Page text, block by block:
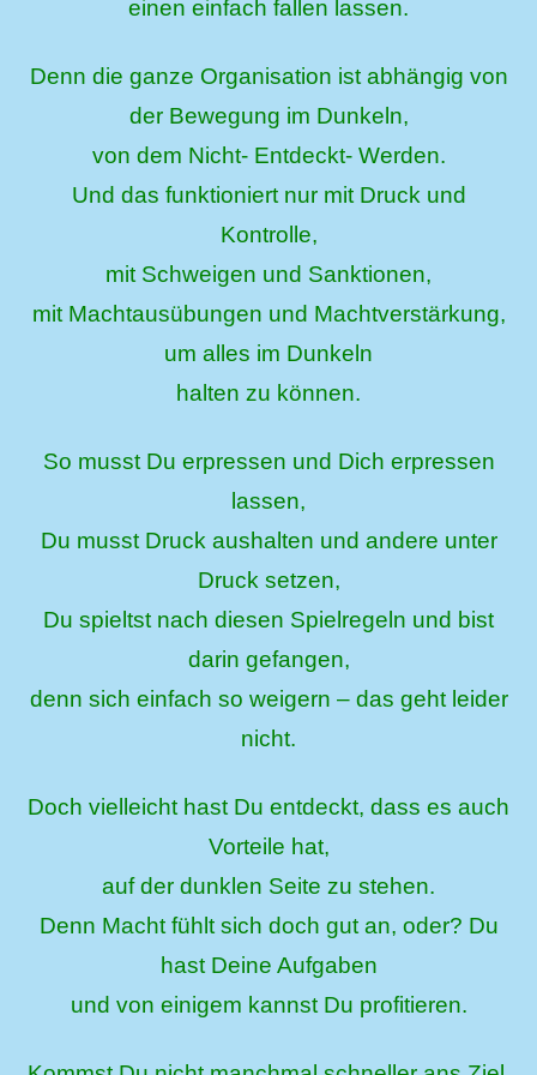
einen einfach fallen lassen.
Denn die ganze Organisation ist abhängig von
der Bewegung im Dunkeln,
von dem Nicht- Entdeckt- Werden.
Und das funktioniert nur mit Druck und
Kontrolle,
mit Schweigen und Sanktionen,
mit Machtausübungen und Machtverstärkung,
um alles im Dunkeln
halten zu können.
So musst Du erpressen und Dich erpressen
lassen,
Du musst Druck aushalten und andere unter
Druck setzen,
Du spieltst nach diesen Spielregeln und bist
darin gefangen,
denn sich einfach so weigern – das geht leider
nicht.
Doch vielleicht hast Du entdeckt, dass es auch
Vorteile hat,
auf der dunklen Seite zu stehen.
Denn Macht fühlt sich doch gut an, oder? Du
hast Deine Aufgaben
und von einigem kannst Du profitieren.